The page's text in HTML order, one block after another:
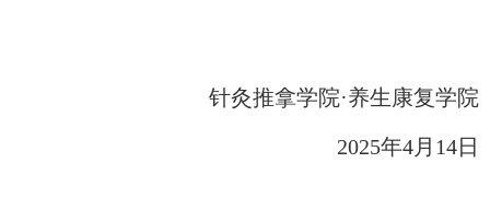
针灸推拿学院·养生康复学院
2025年4月 14日